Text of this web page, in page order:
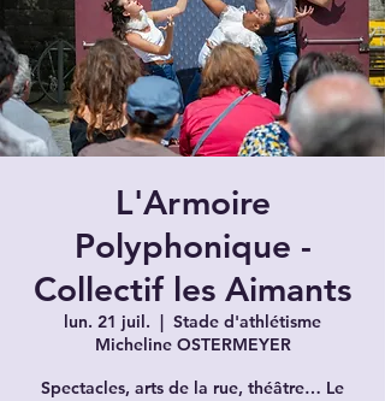
L'Armoire
Polyphonique -
Collectif les Aimants
lun. 21 juil.
  |
Stade d'athlétisme
Micheline OSTERMEYER
Spectacles, arts de la rue, théâtre… Le